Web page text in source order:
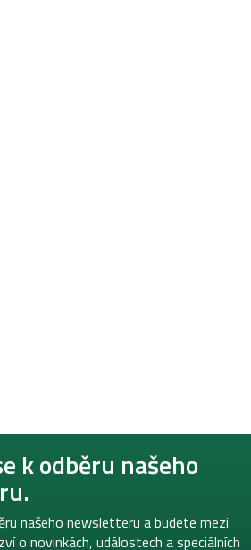
k odběru našeho
našeho newsletteru a budete mezi
o novinkách, událostech a speciálních